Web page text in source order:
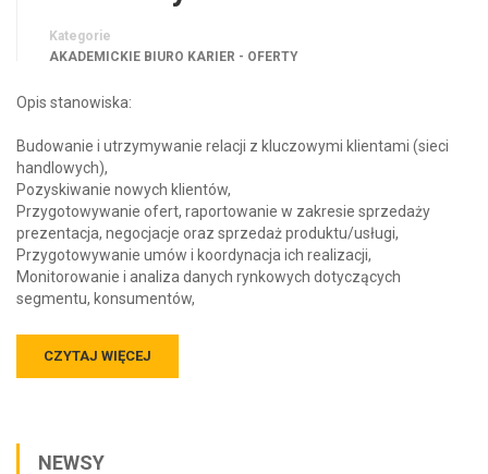
Kategorie
AKADEMICKIE BIURO KARIER - OFERTY
Opis stanowiska:
Budowanie i utrzymywanie relacji z kluczowymi klientami (sieci
handlowych),
Pozyskiwanie nowych klientów,
Przygotowywanie ofert, raportowanie w zakresie sprzedaży
prezentacja, negocjacje oraz sprzedaż produktu/usługi,
Przygotowywanie umów i koordynacja ich realizacji,
Monitorowanie i analiza danych rynkowych dotyczących
segmentu, konsumentów,
CZYTAJ WIĘCEJ
NEWSY